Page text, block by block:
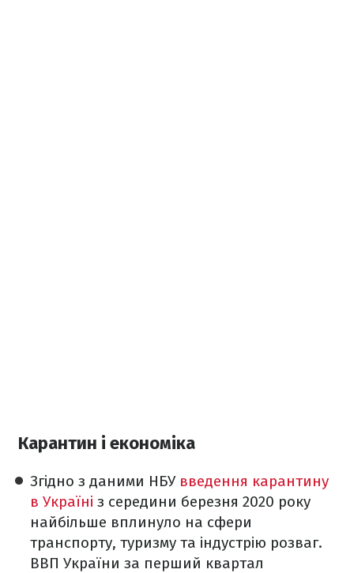
Карантин і економіка
Згідно з даними НБУ введення карантину
в Україні з середини березня 2020 року
найбільше вплинуло на сфери
транспорту, туризму та індустрію розваг.
ВВП України за перший квартал